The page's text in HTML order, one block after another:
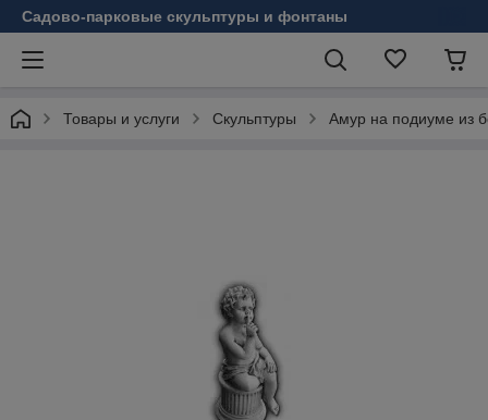
Садово-парковые скульптуры и фонтаны
Товары и услуги Скульптуры Амур на подиуме из